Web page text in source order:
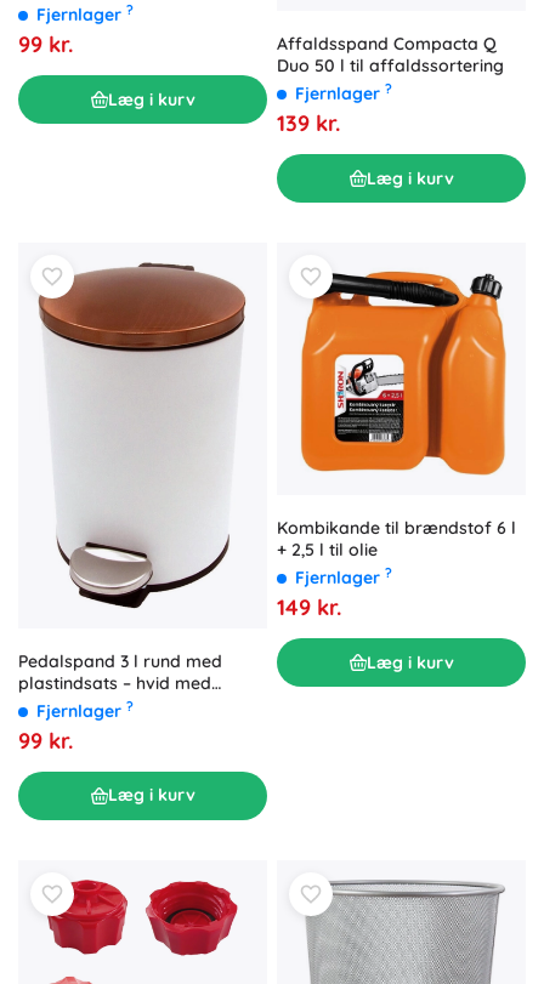
Fjernlager ?
99 kr.
Læg i kurv
Affaldsspand Compacta Q
Duo 50 l til affaldssortering
Fjernlager ?
139 kr.
Læg i kurv
Pedalspand 3 l rund med
plastindsats – hvid med
kobberlåg
Fjernlager ?
99 kr.
Læg i kurv
Kombikande til brændstof 6 l
+ 2,5 l til olie
Fjernlager ?
149 kr.
Læg i kurv